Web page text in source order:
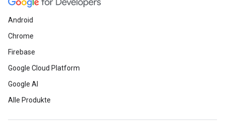
Android
Chrome
Firebase
Google Cloud Platform
Google AI
Alle Produkte